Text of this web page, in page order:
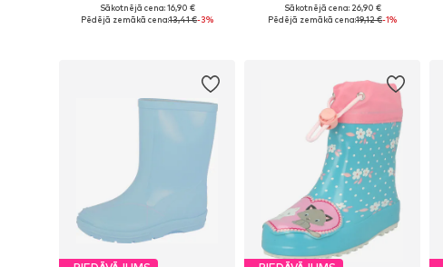
Pieejams daudzos izmēros
Sākotnējā cena: 16,90 €
Pēdējā zemākā cena:13,41 €-3%
Pieejams daudzos izmēros
Sākotnējā cena: 26,90 €
Pēdējā zemākā cena:19,12 €-1%